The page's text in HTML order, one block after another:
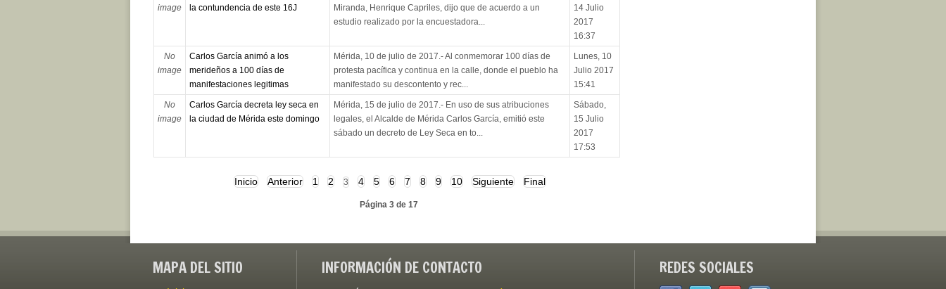
image
la contundencia de este 16J
Miranda, Henrique Capriles, dijo que de acuerdo a un
estudio realizado por la encuestadora...
14 Julio
2017
16:37
No
image
Carlos García animó a los
merideños a 100 días de
manifestaciones legitimas
Mérida, 10 de julio de 2017.- Al conmemorar 100 días de
protesta pacífica y continua en la calle, donde el pueblo ha
manifestado su descontento y rec...
Lunes, 10
Julio 2017
15:41
No
image
Carlos García decreta ley seca en
la ciudad de Mérida este domingo
Mérida, 15 de julio de 2017.- En uso de sus atribuciones
legales, el Alcalde de Mérida Carlos García, emitió este
sábado un decreto de Ley Seca en to...
Sábado,
15 Julio
2017
17:53
Inicio Anterior 1 2 3 4 5 6 7 8 9 10 Siguiente Final
Página 3 de 17
MAPA DEL SITIO INFORMACIÓN DE CONTACTO REDES SOCIALES